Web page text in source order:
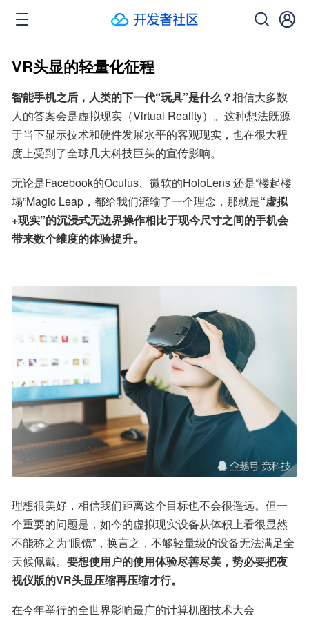
VR头显的轻量化征程
智能手机之后，人类的下一代“玩具”是什么？相信大多数
人的答案会是虚拟现实（Virtual Reality）。这种想法既源
于当下显示技术和硬件发展水平的客观现实，也在很大程
度上受到了全球几大科技巨头的宣传影响。
无论是Facebook的Oculus、微软的HoloLens 还是“楼起楼
塌”Magic Leap，都给我们灌输了一个理念，那就是“虚拟
+现实”的沉浸式无边界操作相比于现今尺寸之间的手机会
带来数个维度的体验提升。
理想很美好，相信我们距离这个目标也不会很遥远。但一
个重要的问题是，如今的虚拟现实设备从体积上看很显然
不能称之为“眼镜”，换言之，不够轻量级的设备无法满足全
天候佩戴。 要想使用户的使用体验尽善尽美，势必要把夜
视仪版的VR头显压缩再压缩才行。
在今年举行的全世界影响最广的计算机图技术大会